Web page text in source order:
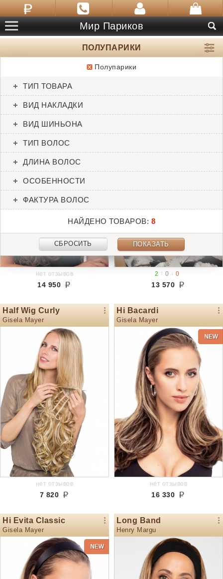
Мир Париков
ПОЛУПАРИКИ
Полупарики
ТИП ТОВАРА
ВИД НАКЛАДКИ
ВИД ШИНЬОНА
ТИП ВОЛОС
ДЛИНА ВОЛОС
ОСОБЕННОСТИ
ФАКТУРА ВОЛОС
НАЙДЕНО ТОВАРОВ: 8
СБРОСИТЬ ПОКАЗАТЬ
Breezy
Henry Margu
нет отзывов
14 950
2 ↑0 ↓0
13 570
Half Wig Curly
Gisela Mayer
нет отзывов
7 820
Hi Bacardi
Gisela Mayer
нет отзывов
16 330
Hi Evita Classic
Gisela Mayer
Long Band
Henry Margu